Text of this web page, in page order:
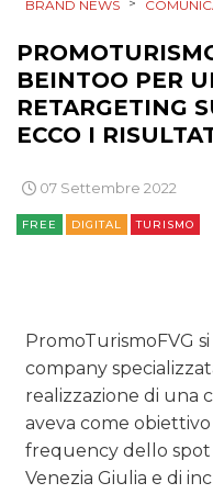
NORMATIVE
TREND
CASE HISTORY
OPINIONI
BRAND NEWS
BEINTOO PER
RETARGETING
ECCO I
07 Settembre 2022
FREE DIGITAL TURISMO
PromoTurismoFVG
company
realizzazione di una
aveva come
frequency dello spot
Venezia Giulia e di